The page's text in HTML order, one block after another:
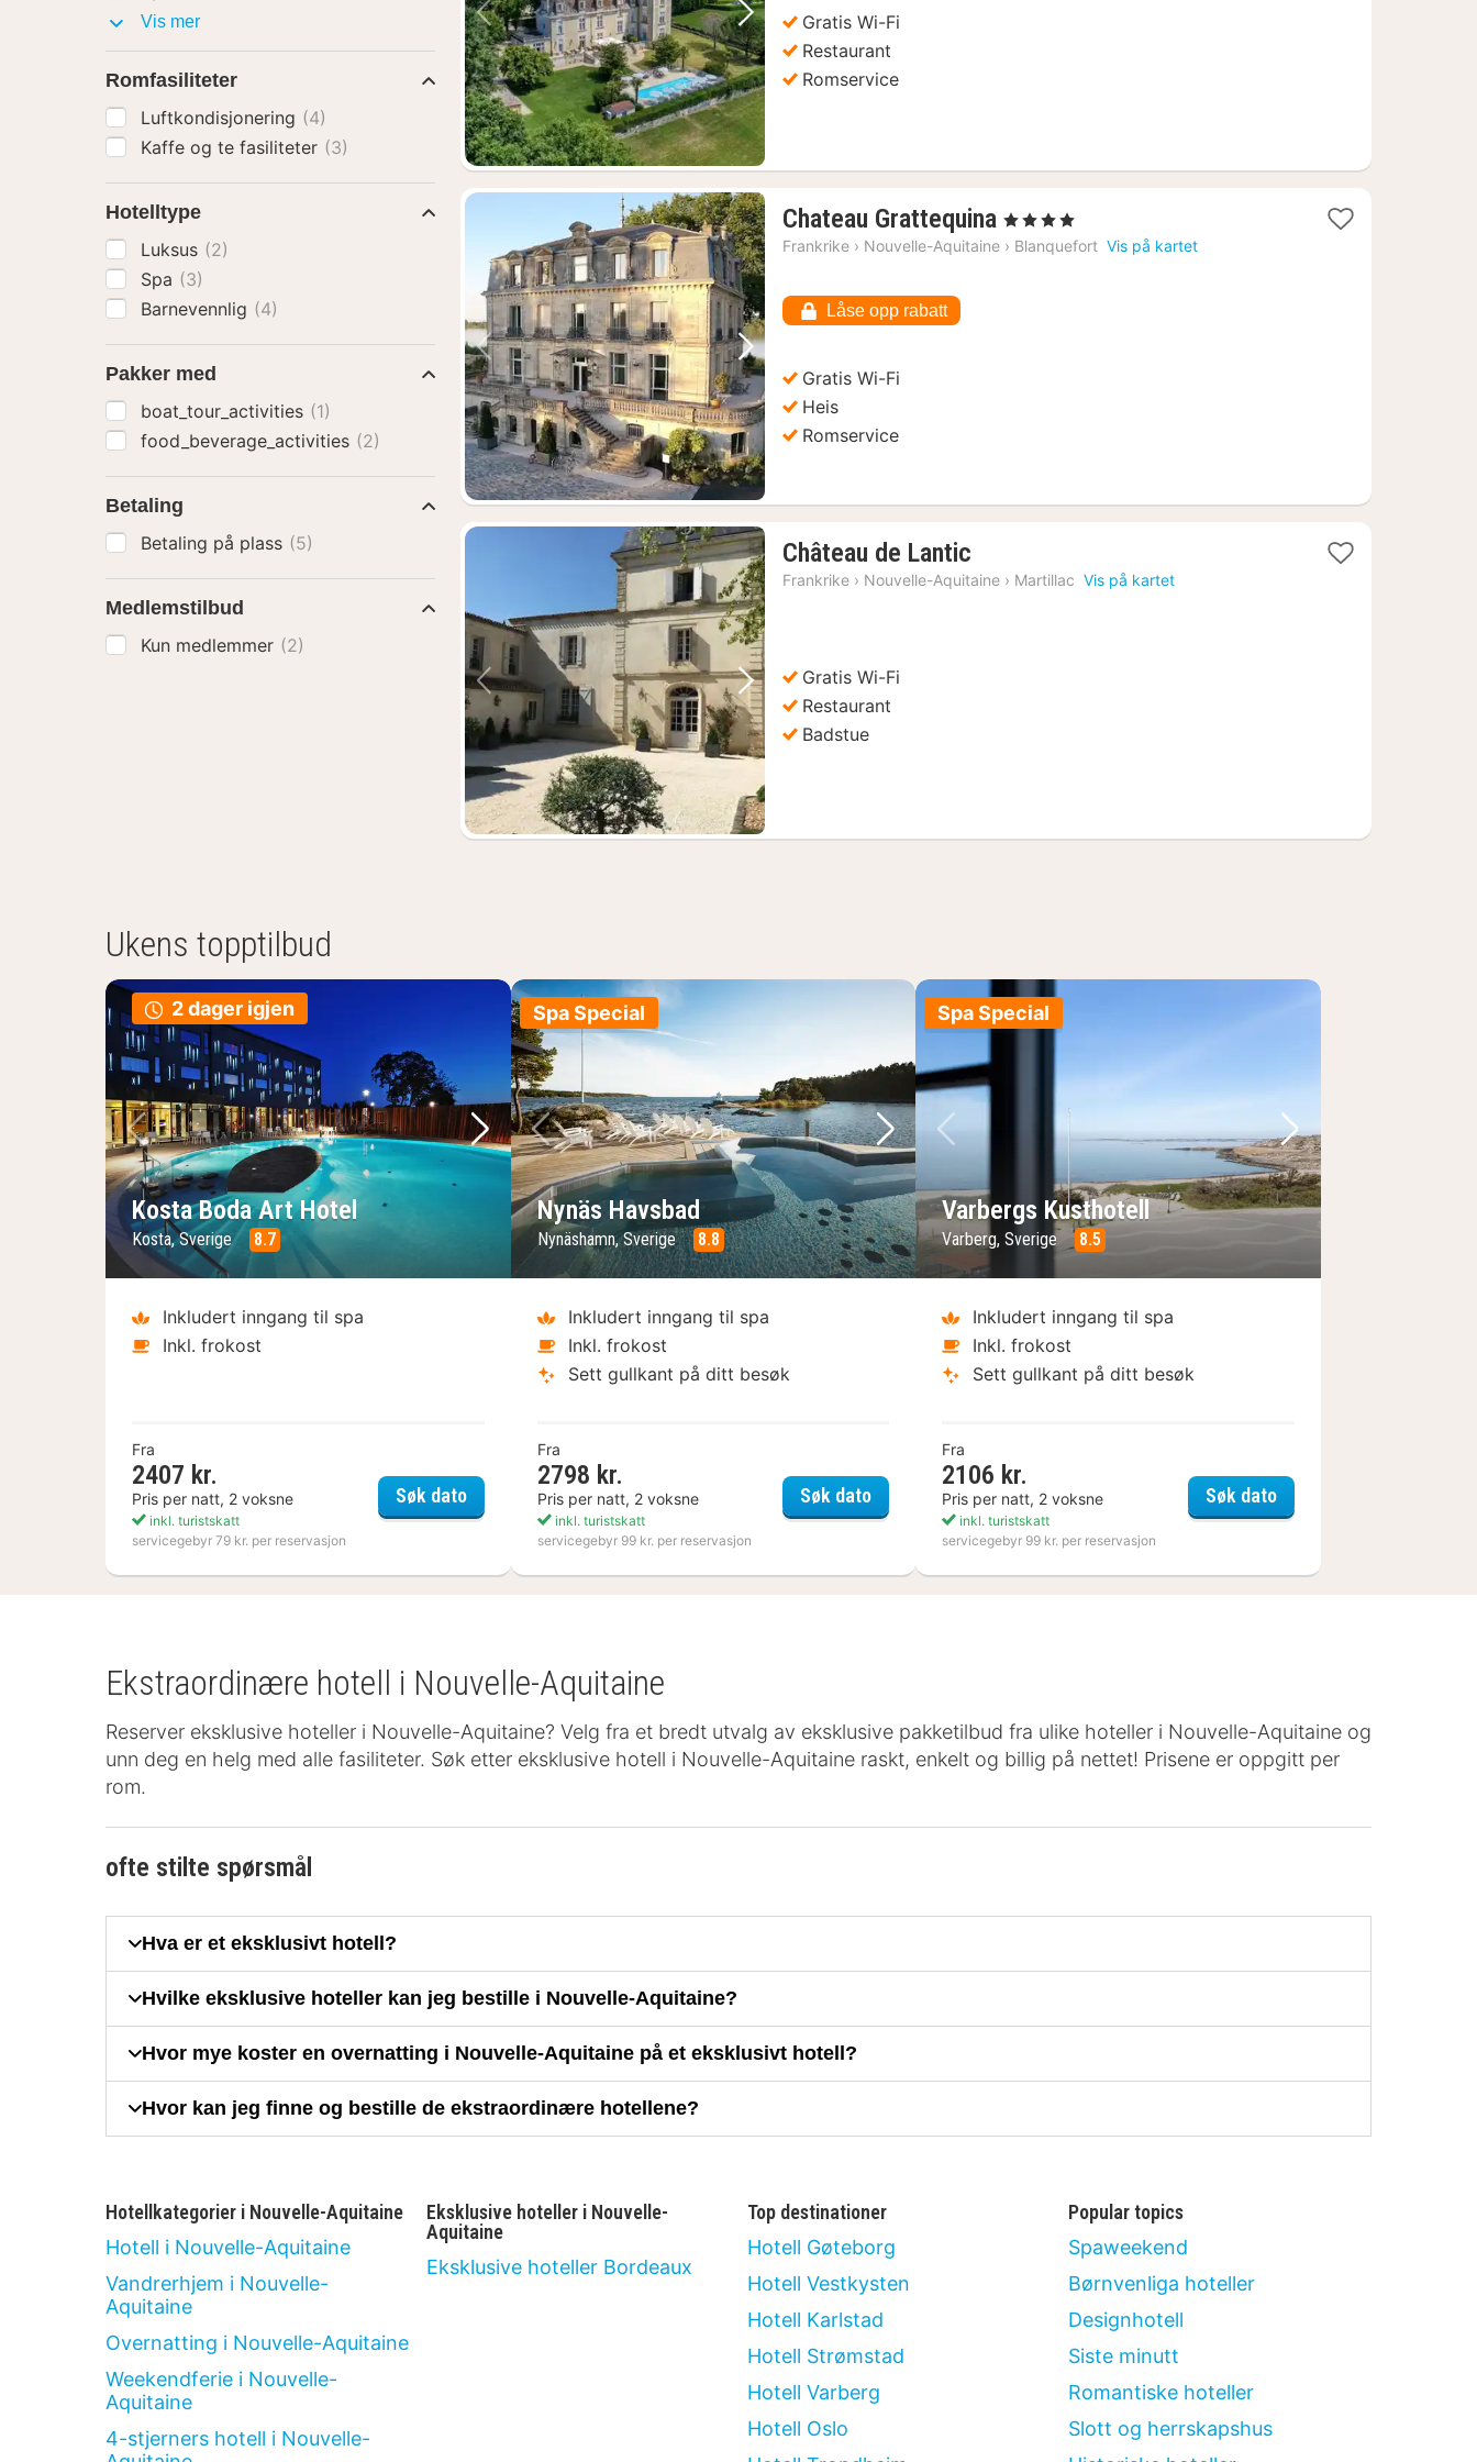
Forrige bilde Neste bildeGratis Wi-Fi
Restaurant
Romservice
Forrige bilde Neste bilde
Chateau Grattequina 1
natt
, 4 Stjerner
Frankrike › Nouvelle-Aquitaine › Blanquefort Vis på kartet
Låse opp rabatt
Gratis Wi-Fi
Heis
Romservice
Forrige bilde Neste bilde
Château de Lantic
natt
Frankrike › Nouvelle-Aquitaine › Martillac Vis på kartet
Gratis Wi-Fi
Restaurant
Badstue
Vis merFasiliteter
Romfasiliteter
Luftkondisjonering (4)
Kaffe og te fasiliteter (3)
Hotelltype
Luksus (2)
Spa (3)
Barnevennlig (4)
Pakker med
boat_tour_activities (1)
food_beverage_activities (2)
Betaling
Betaling på plass (5)
Medlemstilbud
Kun medlemmer (2)
Ukens topptilbud
2 dager igjen
Forrige bilde
Neste bilde
Kosta Boda Art Hotel
Kosta, Sverige 8.7
Inkludert inngang til spa
Inkl. frokost
Fra
2407 kr.
Pris per natt, 2 voksne
inkl. turistskatt
servicegebyr 79 kr. per reservasjon
Søk datoKosta Boda Art Hotel
Spa Special
Forrige bilde
Neste bilde
Nynäs Havsbad
Nynäshamn, Sverige 8.8
Inkludert inngang til spa
Inkl. frokost
Sett gullkant på ditt besøk
Fra
2798 kr.
Pris per natt, 2 voksne
inkl. turistskatt
servicegebyr 99 kr. per reservasjon
Søk datoNynäs Havsbad
Spa Special
Forrige bilde
Neste bilde
Varbergs Kusthotell
Varberg, Sverige 8.5
Inkludert inngang til spa
Inkl. frokost
Sett gullkant på ditt besøk
Fra
2106 kr.
Pris per natt, 2 voksne
inkl. turistskatt
servicegebyr 99 kr. per reservasjon
Søk datoVarbergs Kusthotell
Ekstraordinære hotell i Nouvelle-Aquitaine
Reserver eksklusive hoteller i Nouvelle-Aquitaine? Velg fra et bredt utvalg av eksklusive pakketilbud fra ulike hoteller i Nouvelle-Aquitaine og
unn deg en helg med alle fasiliteter. Søk etter eksklusive hotell i Nouvelle-Aquitaine raskt, enkelt og billig på nettet! Prisene er oppgitt per
rom.
ofte stilte spørsmål
Hva er et eksklusivt hotell?
Hvilke eksklusive hoteller kan jeg bestille i Nouvelle-Aquitaine?
Hvor mye koster en overnatting i Nouvelle-Aquitaine på et eksklusivt hotell?
Hvor kan jeg finne og bestille de ekstraordinære hotellene?
Hotellkategorier i Nouvelle-Aquitaine
Hotell i Nouvelle-Aquitaine
Vandrerhjem i Nouvelle-
Aquitaine
Overnatting i Nouvelle-Aquitaine
Weekendferie i Nouvelle-
Aquitaine
4-stjerners hotell i Nouvelle-
Eksklusive hoteller i Nouvelle-
Aquitaine
Eksklusive hoteller Bordeaux
Top destinationer
Hotell Gøteborg
Hotell Vestkysten
Hotell Karlstad
Hotell Strømstad
Hotell Varberg
Hotell Oslo
Popular topics
Spaweekend
Børnvenliga hoteller
Designhotell
Siste minutt
Romantiske hoteller
Slott og herrskapshus